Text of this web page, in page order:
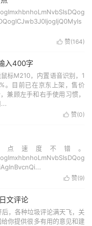
 赞(164)
入400字
标M210，内置语音识别，1
。目前已在京东上架，售价
兼顾左手和右手使用习惯，
 赞(0)
速度不错。
 赞(9)
文评论
，各种垃圾评论满天飞，关
你提供很多有用的意见和建